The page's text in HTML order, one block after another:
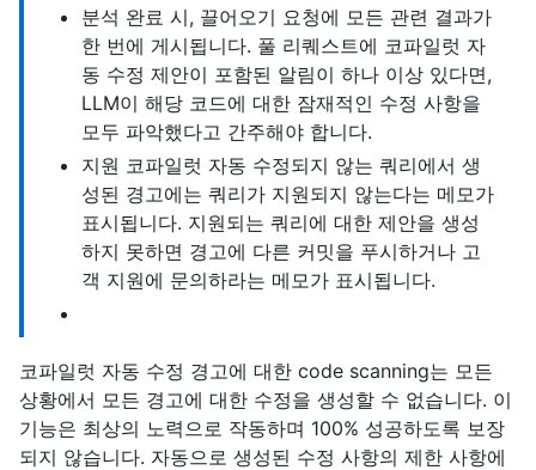
분석 완료 시, 끌어오기 요청에 모든 관련 결과가
한 번에 게시됩니다. 풀 리퀘스트에 코파일럿 자
동 수정 제안이 포함된 알림이 하나 이상 있다면,
LLM이 해당 코드에 대한 잠재적인 수정 사항을
모두 파악했다고 간주해야 합니다.
지원 코파일럿 자동 수정되지 않는 쿼리에서 생
성된 경고에는 쿼리가 지원되지 않는다는 메모가
표시됩니다. 지원되는 쿼리에 대한 제안을 생성
하지 못하면 경고에 다른 커밋을 푸시하거나 고
객 지원에 문의하라는 메모가 표시됩니다.
코파일럿 자동 수정 경고에 대한 code scanning는 모든
상황에서 모든 경고에 대한 수정을 생성할 수 없습니다. 이
기능은 최상의 노력으로 작동하며 100% 성공하도록 보장
되지 않습니다. 자동으로 생성된 수정 사항의 제한 사항에